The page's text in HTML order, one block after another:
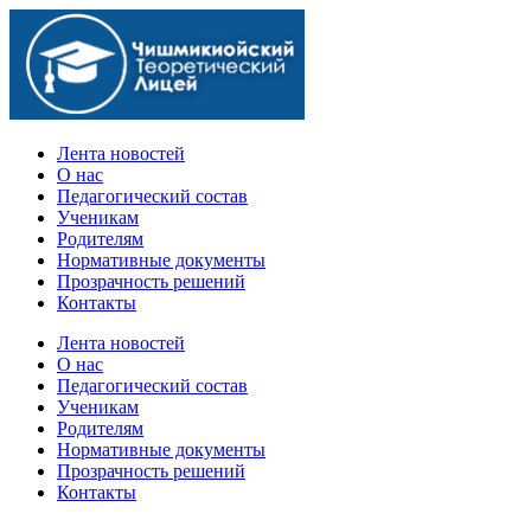
Официальный сайт учебного заведения
Лента новостей
О нас
Педагогический состав
Ученикам
Родителям
Нормативные документы
Прозрачность решений
Контакты
Лента новостей
О нас
Педагогический состав
Ученикам
Родителям
Нормативные документы
Прозрачность решений
Контакты